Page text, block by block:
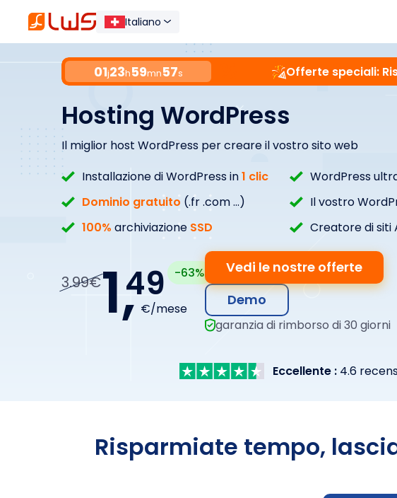
Italiano
01j23h59mn55s Offerte speciali:
Hosting WordPress
Il miglior host WordPress per creare il vostro sito web
Installazione di WordPress in1 clic WordPress
Dominio gratuito (.fr .com ...) Il vostro
100% archiviazione SSD Creatore di siti
3.99€1,49
€/mese
-63%
Vedi le nostre offerte
Demo
garanzia di rimborso di 30 giorni
Eccellente : 4.6
Risparmiate tempo,